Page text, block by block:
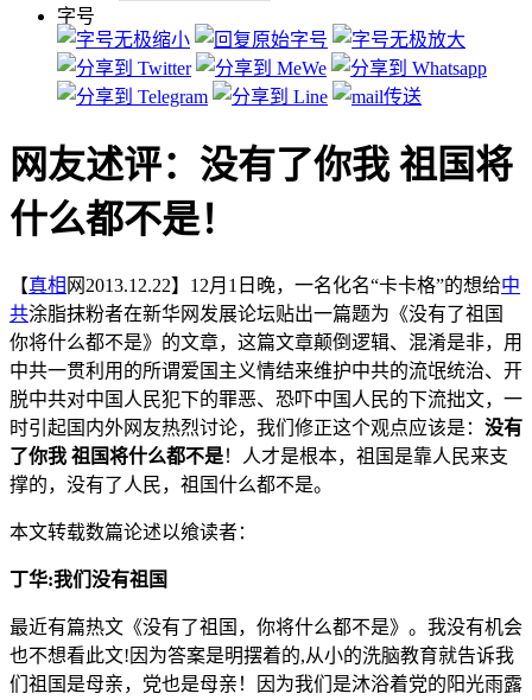
字号
网友述评：没有了你我 祖国将
什么都不是！
【真相 网2013.12.22】12月1日晚，一名化名“卡卡格”的想给中
共涂脂抹粉者在新华网发展论坛贴出一篇题为《没有了祖国
你将什么都不是》的文章，这篇文章颠倒逻辑、混淆是非，用
中共一贯利用的所谓爱国主义情结来维护中共的流氓统治、开
脱中共对中国人民犯下的罪恶、恐吓中国人民的下流拙文，一
时引起国内外网友热烈讨论，我们修正这个观点应该是： 没有
了你我 祖国将什么都不是！人才是根本，祖国是靠人民来支
撑的，没有了人民，祖国什么都不是。
本文转载数篇论述以飨读者：
丁华:我们没有祖国
最近有篇热文《没有了祖国，你将什么都不是》。我没有机会
也不想看此文!因为答案是明摆着的,从小的洗脑教育就告诉我
们祖国是母亲，党也是母亲！因为我们是沐浴着党的阳光雨露